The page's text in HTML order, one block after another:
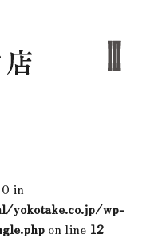
in
yokotake.co.jp/wp-
on line 12